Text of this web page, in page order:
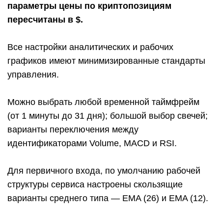
параметры цены по криптопозициям
пересчитаны в $.
Все настройки аналитических и рабочих
графиков имеют минимизированные стандарты
управления.
Можно выбрать любой временной таймфрейм
(от 1 минуты до 31 дня); большой выбор свечей;
варианты переключения между
идентификаторами Volume, MACD и RSI.
Для первичного входа, по умолчанию рабочей
структуры сервиса настроены скользящие
варианты среднего типа — EMA (26) и EMA (12).